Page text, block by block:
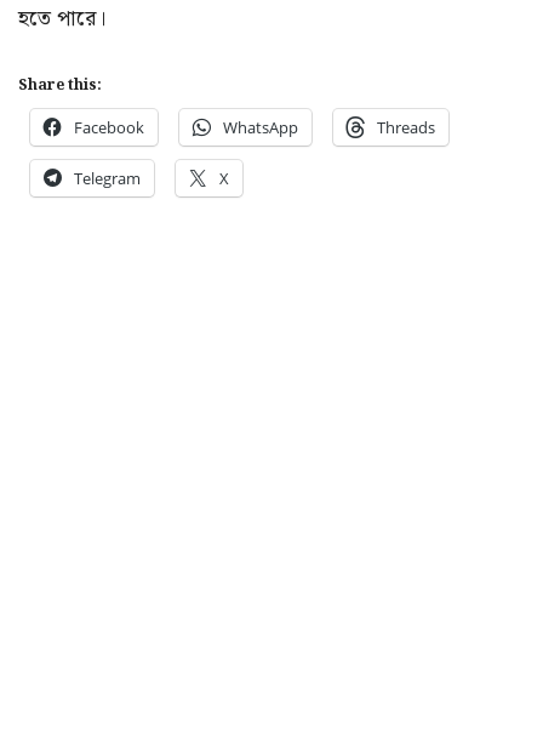
হতে পারে।
Share this:
Facebook WhatsApp Threads
Telegram X